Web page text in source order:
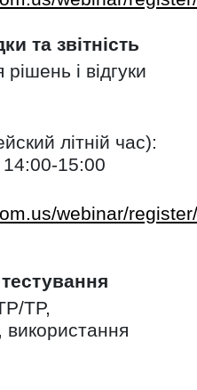
та звітність
і відгуки
літній час):
15:00
webinar/
TP,
використання